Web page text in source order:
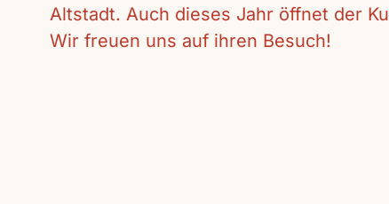
Altstadt. Auch dieses Jahr öffnet der
Wir freuen uns auf ihren Besuch!